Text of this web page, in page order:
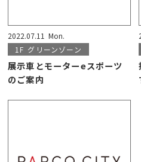
2022.07.11 Mon.
1F グリーンゾーン
展示車とモーターeスポーツ
のご案内